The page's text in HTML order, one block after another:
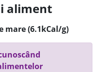
aliment
mare (6.1kCal/g)